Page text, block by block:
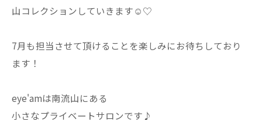
山コレクションしていきます☺︎♡
7月も担当させて頂けることを楽しみにお待ちしており
ます！
eye'amは南流山にある
小さなプライベートサロンです♪